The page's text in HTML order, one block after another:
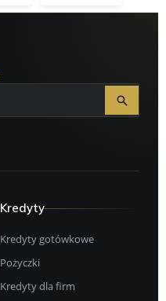
Kredyty
Kredyty gotówkowe
Pożyczki
Kredyty dla firm